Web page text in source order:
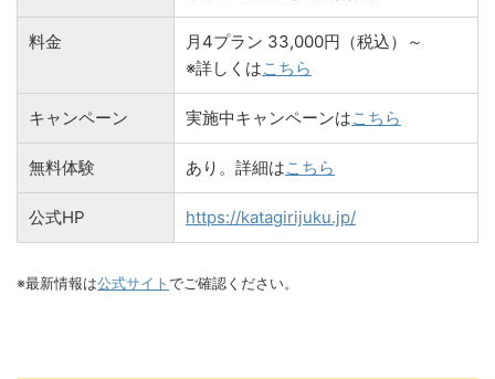
料金
月4プラン 33,000円（税込）～
※詳しくはこちら
キャンペーン 実施中キャンペーンはこちら
無料体験 あり。詳細はこちら
公式HP https://katagirijuku.jp/
※最新情報は公式サイト でご確認ください。